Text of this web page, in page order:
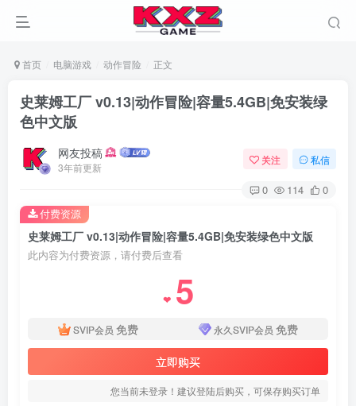
首页 电脑游戏 动作冒险 正文
史莱姆工厂 v0.13|动作冒险|容量5.4GB|免安装绿
色中文版
网友投稿
3年前更新
关注 私信
0 114 0
史莱姆工厂 v0.13|动作冒险|容量5.4GB|免安装绿色中文版
此内容为付费资源，请付费后查看
❤ 5
SVIP会员 免费 永久SVIP会员 免费
立即购买
您当前未登录！建议登陆后购买，可保存购买订单
付费资源